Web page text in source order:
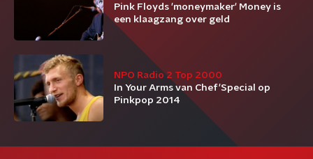
Pink Floyds 'moneymaker' Money is
een klaagzang over geld
NPO Radio 2 Top 2000
In Your Arms van Chef'Special op
Pinkpop 2014